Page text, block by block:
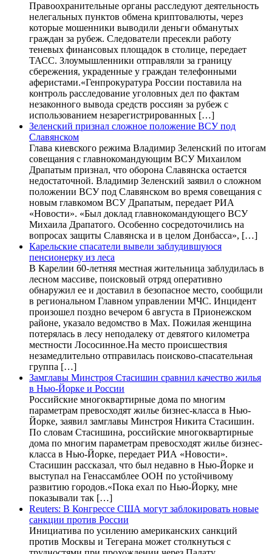
Правоохранительные органы расследуют деятельность
нелегальных пунктов обмена криптовалюты, через
которые мошенники выводили деньги обманутых
граждан за рубеж. Следователи пресекли работу
теневых финансовых площадок в столице, передает
ТАСС. Злоумышленники отправляли за границу
сбережения, украденные у граждан телефонными
аферистами.«Генпрокуратура России поставила на
контроль расследование уголовных дел по фактам
незаконного вывода средств россиян за рубеж с
использованием незарегистрированных […]
Зеленский признал сложное положение ВСУ под
Славянском
Глава киевского режима Владимир Зеленский по итогам
совещания с главнокомандующим ВСУ Михаилом
Драпатым признал, что оборона Славянска остается
недостаточной. Владимир Зеленский заявил о сложном
положении ВСУ под Славянском во время совещания с
новым главкомом ВСУ Драпатым, передает РИА
«Новости». «Был доклад главнокомандующего ВСУ
Михаила Драпатого. Особенно сосредоточились на
вопросах защиты Славянска и в целом Донбасса», […]
Карельские спасатели вывели заблудившуюся
пенсионерку из леса
В Карелии 60-летняя местная жительница заблудилась в
лесном массиве, поисковый отряд оперативно
обнаружил ее и доставил в безопасное место, сообщили
в региональном Главном управлении МЧС. Инцидент
произошел поздно вечером 6 августа в Прионежском
районе, указало ведомство в Max. Пожилая женщина
потерялась в лесу неподалеку от девятого километра
местности Лососинное.На место происшествия
незамедлительно отправилась поисково-спасательная
группа […]
Замглавы Минстроя Стасишин сравнил качество жилья
в Нью-Йорке и России
Российские многоквартирные дома по многим
параметрам превосходят жилье бизнес-класса в Нью-
Йорке, заявил замглавы Минстроя Никита Стасишин.
По словам Стасишина, российские многоквартирные
дома по многим параметрам превосходят жилье бизнес-
класса в Нью-Йорке, передает РИА «Новости».
Стасишин рассказал, что был недавно в Нью-Йорке и
выступал на Генассамблее ООН по устойчивому
развитию городов.«Пока ехал по Нью-Йорку, мне
показывали так […]
Reuters: В Конгрессе США могут заблокировать новые
санкции против России
Инициатива по усилению американских санкций
против Москвы и Тегерана может столкнуться с